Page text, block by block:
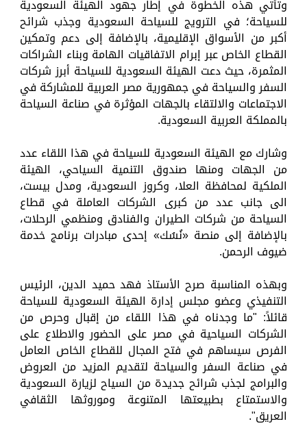
وتأتي هذه الخطوة في إطار جهود الهيئة السعودية
للسياحة؛ في الترويج للسياحة السعودية وجذب شرائح
أكبر من الأسواق الإقليمية، بالإضافة إلى دعم وتمكين
القطاع الخاص عبر إبرام الاتفاقيات الهامة وبناء الشراكات
المثمرة، حيث دعت الهيئة السعودية للسياحة أبرز شركات
السفر والسياحة في جمهورية مصر العربية للمشاركة في
الاجتماعات والالتقاء بالجهات المؤثرة في صناعة السياحة
بالمملكة العربية السعودية.
وشارك مع الهيئة السعودية للسياحة في هذا اللقاء عدد
من الجهات ومنها صندوق التنمية السياحي، الهيئة
الملكية لمحافظة العلا، وكروز السعودية، ومدل بيست،
الى جانب عدد من كبرى الشركات العاملة في قطاع
السياحة من شركات الطيران والفنادق ومنظمي الرحلات،
بالإضافة إلى منصة «نُسُك» إحدى مبادرات برنامج خدمة
ضيوف الرحمن.
وبهذه المناسبة صرح الأستاذ فهد حميد الدين، الرئيس
التنفيذي وعضو مجلس إدارة الهيئة السعودية للسياحة
قائلاً: "ما وجدناه في هذا اللقاء من إقبال وحرص من
الشركات السياحية في مصر على الحضور والاطلاع على
الفرص سيساهم في فتح المجال للقطاع الخاص العامل
في صناعة السفر والسياحة لتقديم المزيد من العروض
والبرامج لجذب شرائح جديدة من السياح لزيارة السعودية
والاستمتاع بطبيعتها المتنوعة وموروثها الثقافي
العريق".